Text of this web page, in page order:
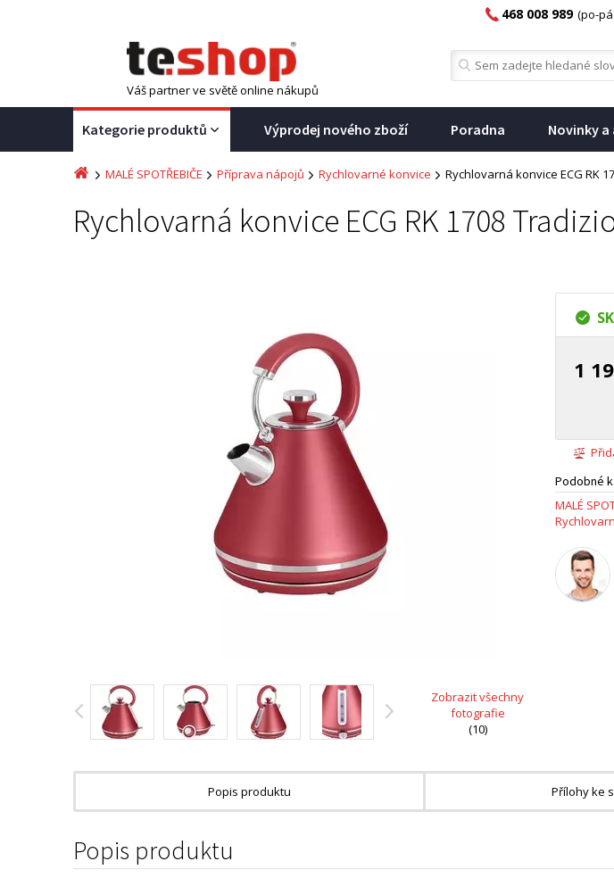
468 008 989 (po-
Váš partner ve světě online nákupů
Kategorie produktů Výprodej nového zboží Poradna Novinky a
MALÉ SPOTŘEBIČE Příprava nápojů Rychlovarné konvice Rychlovarná konvice ECG RK
Rychlovarná konvice ECG RK 1708
Zobrazit všechny
fotografie
(10)
1
Podobné
MALÉ
Popis produktu Přílohy ke
Popis produktu